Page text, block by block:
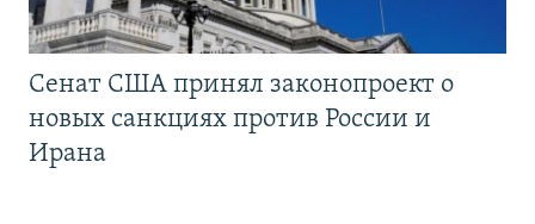
Сенат США принял законопроект о
новых санкциях против России и
Ирана